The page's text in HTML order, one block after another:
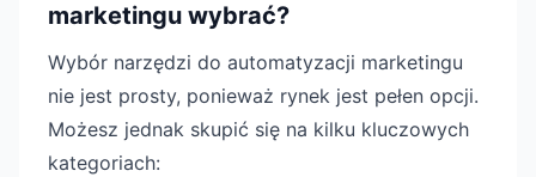
marketingu wybrać?
Wybór narzędzi do automatyzacji marketingu
nie jest prosty, ponieważ rynek jest pełen opcji.
Możesz jednak skupić się na kilku kluczowych
kategoriach: